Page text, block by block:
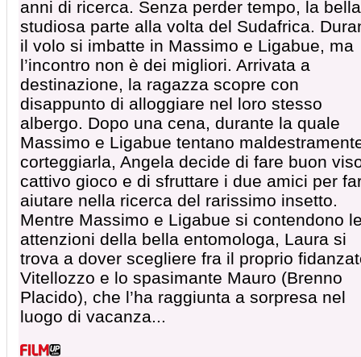
anni di ricerca. Senza perder tempo, la bella
studiosa parte alla volta del Sudafrica.
il volo si imbatte in Massimo e Ligabue, ma
l’incontro non è dei migliori. Arrivata a
destinazione, la ragazza scopre con
disappunto di alloggiare nel loro stesso
albergo. Dopo una cena, durante la quale
Massimo e Ligabue tentano
corteggiarla, Angela decide di fare buon
cattivo gioco e di sfruttare i due amici per
aiutare nella ricerca del rarissimo insetto.
Mentre Massimo e Ligabue si contendono
attenzioni della bella entomologa, Laura si
trova a dover scegliere fra il proprio
Vitellozzo e lo spasimante Mauro (Brenno
Placido), che l’ha raggiunta a sorpresa nel
luogo di vacanza...